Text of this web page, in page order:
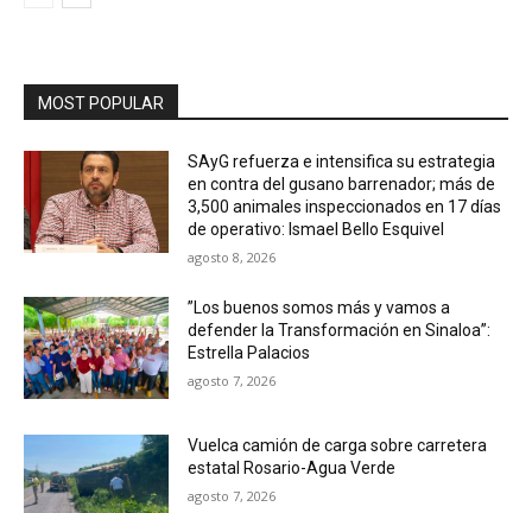
MOST POPULAR
SAyG refuerza e intensifica su estrategia
en contra del gusano barrenador; más de
3,500 animales inspeccionados en 17 días
de operativo: Ismael Bello Esquivel
agosto 8, 2026
”Los buenos somos más y vamos a
defender la Transformación en Sinaloa”:
Estrella Palacios
agosto 7, 2026
Vuelca camión de carga sobre carretera
estatal Rosario-Agua Verde
agosto 7, 2026